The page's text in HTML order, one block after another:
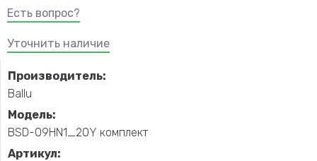
Есть вопрос?
Уточнить наличие
Производитель:
Ballu
Модель:
BSD-09HN1_20Y комплект
Артикул: